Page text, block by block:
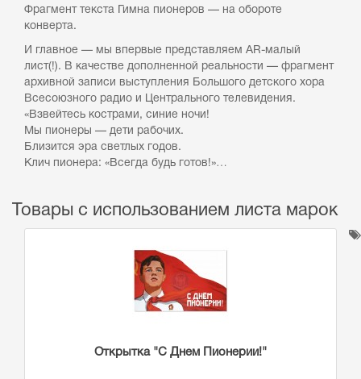
Фрагмент текста Гимна пионеров — на обороте
конверта.
И главное — мы впервые представляем AR-малый
лист(!). В качестве дополненной реальности — фрагмент
архивной записи выступления Большого детского хора
Всесоюзного радио и Центрального телевидения.
«Взвейтесь кострами, синие ночи!
Мы пионеры — дети рабочих.
Близится эра светлых годов.
Клич пионера: «Всегда будь готов!»…
Товары с использованием листа марок
Открытка "С Днем Пионерии!"